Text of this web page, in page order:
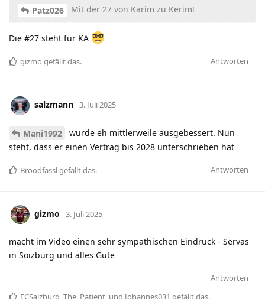
Patz026 Mit der 27 von Karim zu Kerim!
Die #27 steht für KA
Antworten
gizmo gefällt das.
salzmann 3. Juli 2025
Mani1992
wurde eh mittlerweile ausgebessert. Nun
steht, dass er einen Vertrag bis 2028 unterschrieben hat
Antworten
Broodfasslgefällt das.
gizmo 3. Juli 2025
macht im Video einen sehr sympathischen Eindruck - Servas
in Soizburg und alles Gute
Antworten
FCSalzburg The_Patient , und Johannes031 gefällt das.